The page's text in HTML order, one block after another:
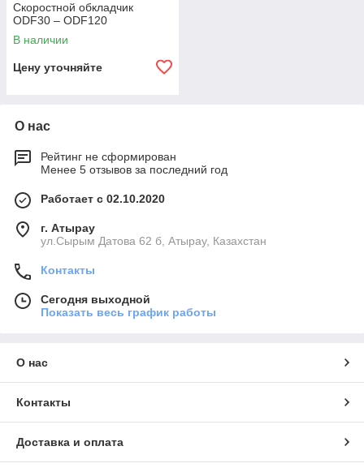
Скоростной обкладчик
ODF30 – ODF120
В наличии
Цену уточняйте
О нас
Рейтинг не сформирован
Менее 5 отзывов за последний год
Работает с 02.10.2020
г. Атырау
ул.Сырым Датова 62 б, Атырау, Казахстан
Контакты
Сегодня выходной
Показать весь график работы
О нас
Контакты
Доставка и оплата